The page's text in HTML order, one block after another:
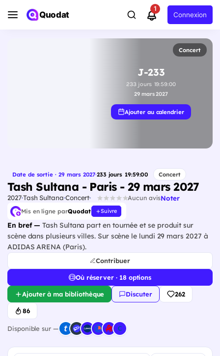
Quodat
1
Connexion
Concert
J-233
233jours 19:58:59
29 mars 2027
Ajouter au calendrier
Date de sortie · 29 mars 2027·233 jours 19:58:59 Concert
Tash Sultana - Paris - 29 mars 2027
2027Tash Sultana Concert Aucun avisNoter
Mis en ligne parQuodat Suivre
En bref — Tash Sultana part en tournée et se produit sur
scène dans plusieurs villes. Sur scène le lundi 29 mars 2027 à
ADIDAS ARENA (Paris).
Contribuer
Où réserver · 18 options
Ajouter à ma bibliothèque Discuter 262
86
Disponible sur —